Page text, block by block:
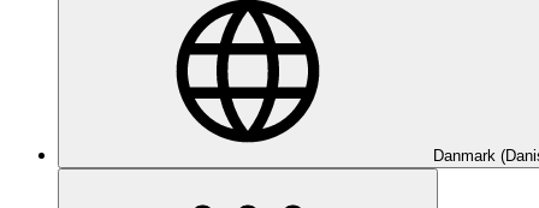
Danmark